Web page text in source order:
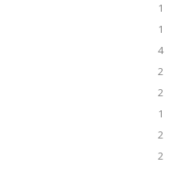
1
1
4
2
2
1
2
2